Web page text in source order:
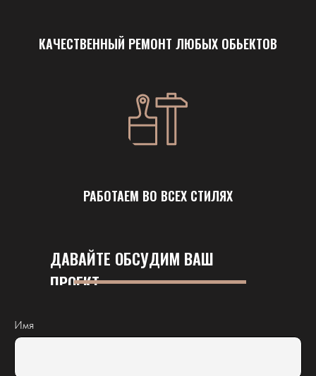
КАЧЕСТВЕННЫЙ РЕМОНТ ЛЮБЫХ ОБЬЕКТОВ
РАБОТАЕМ ВО ВСЕХ СТИЛЯХ
ДАВАЙТЕ ОБСУДИМ ВАШ
ПРОЕКТ
Имя